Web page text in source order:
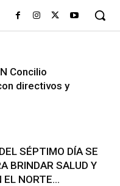
Concilio
directivos y
SÉPTIMO DÍA SE
BRINDAR SALUD Y
EL NORTE...